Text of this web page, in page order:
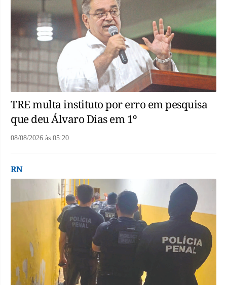
TRE multa instituto por erro em pesquisa
que deu Álvaro Dias em 1º
08/08/2026 às 05:20
RN